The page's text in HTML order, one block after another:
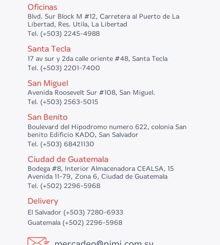
Oficinas
Blvd. Sur Block M #12, Carretera al Puerto de La
Libertad, Res. Utila, La Libertad
Tel. (+503) 2245-4988
Santa Tecla
17 av sur y 2da calle oriente #48, Santa Tecla
Tel. (+503) 2201-7400
San Miguel
Avenida Roosevelt Sur #108, San Miguel.
Tel. (+503) 2563-5015
San Benito
Boulevard del Hipodromo numero 622, colonia San
benito Edificio KADO, San Salvador
Tel. (+503) 68421130
Ciudad de Guatemala
Bodega #8, Interior Almacenadora CEALSA, 15
Avenida 11-79, Zona 6, Ciudad de Guatemala
Tel. (+502) 2296-5968
Delivery
El Salvador (+503) 7280-6933
Guatemala (+502) 2296-5968